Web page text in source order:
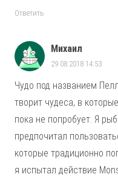
Ответить
Михаил
29.08.2018 14:53
Чудо под названием
творит чудеса, в
пока не попробует. Я
предпочитал
которые традиционно
я испытал действие